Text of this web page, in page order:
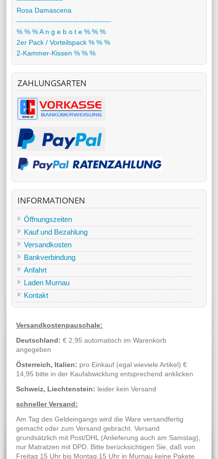
Rosa Damascena
---------------------------------------
% % % A n g e b o t e % % %
2er Pack / Vorteilspack % % %
2-Kammer-Kissen % % %
ZAHLUNGSARTEN
INFORMATIONEN
Öffnungszeiten
Kauf und Bezahlung
Versandkosten
Bankverbindung
Anfahrt
Laden Murnau
Kontakt
Versandkostenpauschale:
Deutschland: € 2,95 automatisch im Warenkorb
angegeben
Österreich, Italien: pro Einkauf (egal wieviele Artikel) €
14,95 bitte in der Kaufabwicklung entsprechend anklicken
Schweiz, Liechtenstein: leider kein Versand
schneller Versand:
Am Tag des Geldeingangs wird die Ware versandfertig
gemacht oder zum Versand gebracht. Versand
grundsätzlich mit Post/DHL (Anlieferung auch am Samstag),
nur Matratzen mit DPD. Bitte berücksichtigen Sie, daß von
Freitag 15 Uhr bis Montag 15 Uhr in Murnau keine Pakete